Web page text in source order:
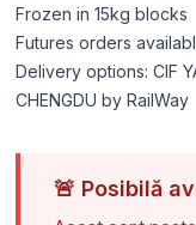
Frozen in 15kg blocks
Futures orders
Delivery options: CIF
CHENGDU by RailWay
🚨 Posibilă